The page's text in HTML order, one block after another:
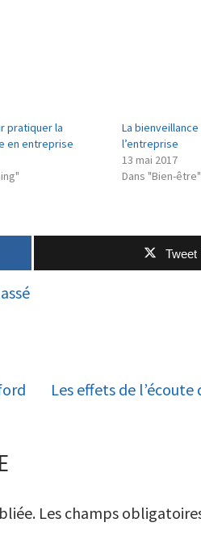
pratiquer la
en entreprise
La
l’entreprise
13 mai 2017
Dans "Bien-être"
Tweet
Les effets de l’écoute
Les champs